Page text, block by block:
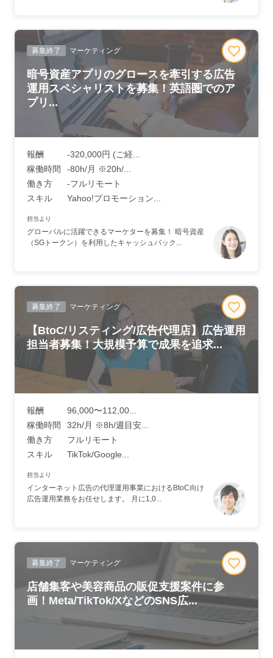
募集終了 マーケティング
暗号資産アプリのグロースを牽引する広告
運用スペシャリストを募集！英語圏でのア
プリ...
報酬
-320,000円 (ご経...
稼働時間
-80h/月 ※20h/...
働き方
-フルリモート
スキル
Yahoo!プロモーション...
担当より
グローバルに活躍できるマーケターを募集！ 暗号資産
（SGトークン）を利用したキャッシュバック...
募集終了 マーケティング
【BtoC/リスティング/広告代理店】広告運用
担当者募集！大規模予算で成果を追求...
報酬
96,000〜112,00...
稼働時間
32h/月 ※8h/週目安...
働き方
フルリモート
スキル
TikTok/Google...
担当より
インターネット広告の代理運用事業におけるBtoC向け
広告運用業務をお任せします。 月に1,0...
募集終了 マーケティング
店舗集客や美容商品の販促支援案件に参
画！Meta/TikTok/XなどのSNS広...